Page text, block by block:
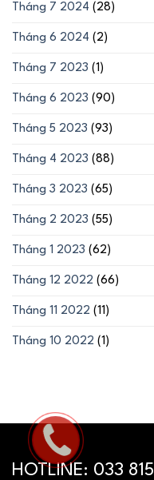
Tháng 7 2024 (28)
Tháng 6 2024 (2)
Tháng 7 2023 (1)
Tháng 6 2023 (90)
Tháng 5 2023 (93)
Tháng 4 2023 (88)
Tháng 3 2023 (65)
Tháng 2 2023 (55)
Tháng 1 2023 (62)
Tháng 12 2022 (66)
Tháng 11 2022 (11)
Tháng 10 2022 (1)
HOTLINE: 033 815